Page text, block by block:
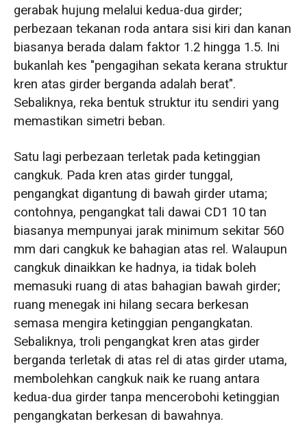
gerabak hujung melalui kedua-dua girder;
perbezaan tekanan roda antara sisi kiri dan kanan
biasanya berada dalam faktor 1.2 hingga 1.5. Ini
bukanlah kes "pengagihan sekata kerana struktur
kren atas girder berganda adalah berat".
Sebaliknya, reka bentuk struktur itu sendiri yang
memastikan simetri beban.
Satu lagi perbezaan terletak pada ketinggian
cangkuk. Pada kren atas girder tunggal,
pengangkat digantung di bawah girder utama;
contohnya, pengangkat tali dawai CD1 10 tan
biasanya mempunyai jarak minimum sekitar 560
mm dari cangkuk ke bahagian atas rel. Walaupun
cangkuk dinaikkan ke hadnya, ia tidak boleh
memasuki ruang di atas bahagian bawah girder;
ruang menegak ini hilang secara berkesan
semasa mengira ketinggian pengangkatan.
Sebaliknya, troli pengangkat kren atas girder
berganda terletak di atas rel di atas girder utama,
membolehkan cangkuk naik ke ruang antara
kedua-dua girder tanpa mencerobohi ketinggian
pengangkatan berkesan di bawahnya.